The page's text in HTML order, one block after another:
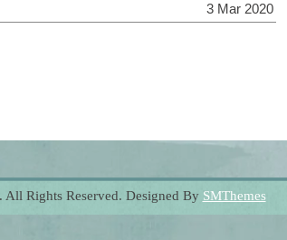
3 Mar 2020
Rights Reserved. Designed By SMThemes